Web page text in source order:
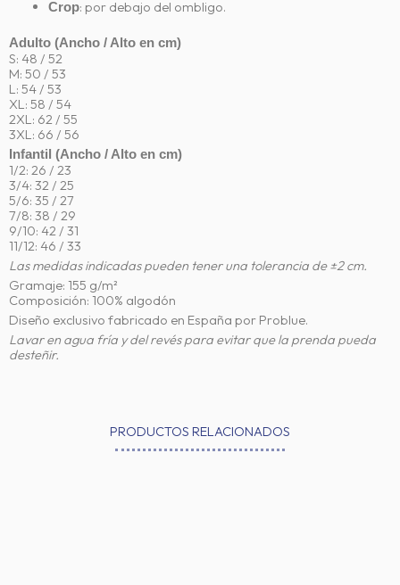
Crop: por debajo del ombligo.
Adulto (Ancho / Alto en cm)
S: 48 / 52
M: 50 / 53
L: 54 / 53
XL: 58 / 54
2XL: 62 / 55
3XL: 66 / 56
Infantil (Ancho / Alto en cm)
1/2: 26 / 23
3/4: 32 / 25
5/6: 35 / 27
7/8: 38 / 29
9/10: 42 / 31
11/12: 46 / 33
Las medidas indicadas pueden tener una tolerancia de ±2 cm.
Gramaje: 155 g/m²
Composición: 100% algodón
Diseño exclusivo fabricado en España por Problue.
Lavar en agua fría y del revés para evitar que la prenda pueda
desteñir.
PRODUCTOS RELACIONADOS